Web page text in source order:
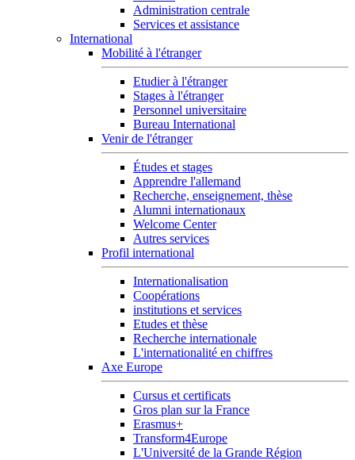
Administration centrale
Services et assistance
International
Mobilité à l'étranger
Etudier à l'étranger
Stages à l'étranger
Personnel universitaire
Bureau International
Venir de l'étranger
Études et stages
Apprendre l'allemand
Recherche, enseignement, thèse
Alumni internationaux
Welcome Center
Autres services
Profil international
Internationalisation
Coopérations
institutions et services
Etudes et thèse
Recherche internationale
L'internationalité en chiffres
Axe Europe
Cursus et certificats
Gros plan sur la France
Erasmus+
Transform4Europe
L'Université de la Grande Région